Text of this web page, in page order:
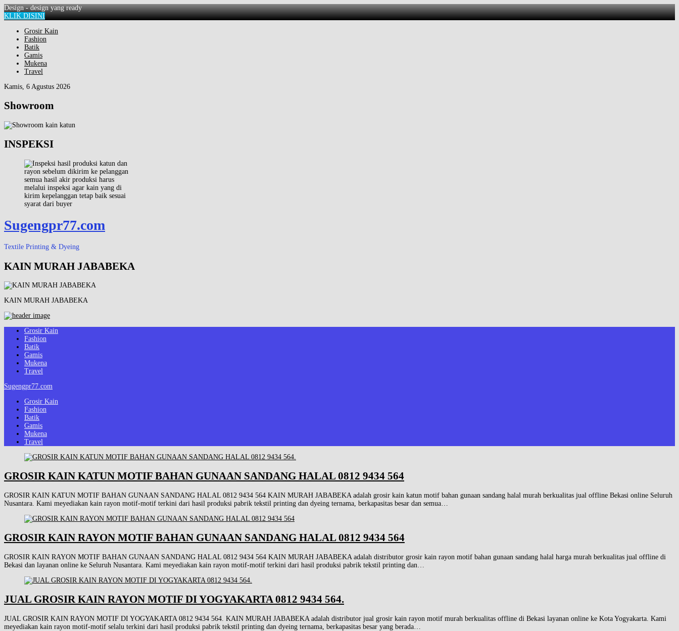
Design - design yang ready
KLIK DISINI
Grosir Kain
Fashion
Batik
Gamis
Mukena
Travel
Kamis, 6 Agustus 2026
Showroom
INSPEKSI
semua hasil akir produksi harus
melalui inspeksi agar kain yang di
kirim kepelanggan tetap baik sesuai
syarat dari buyer
Sugengpr77.com
Textile Printing & Dyeing
KAIN MURAH JABABEKA
KAIN MURAH JABABEKA
Grosir Kain
Fashion
Batik
Gamis
Mukena
Travel
Sugengpr77.com
Grosir Kain
Fashion
Batik
Gamis
Mukena
Travel
GROSIR KAIN KATUN MOTIF BAHAN GUNAAN SANDANG HALAL 0812 9434 564
GROSIR KAIN KATUN MOTIF BAHAN GUNAAN SANDANG HALAL 0812 9434 564 KAIN MURAH JABABEKA adalah grosir kain katun motif bahan gunaan sandang halal murah berkualitas jual offline Bekasi online Seluruh
Nusantara. Kami meyediakan kain rayon motif-motif terkini dari hasil produksi pabrik tekstil printing dan dyeing ternama, berkapasitas besar dan semua…
GROSIR KAIN RAYON MOTIF BAHAN GUNAAN SANDANG HALAL 0812 9434 564
GROSIR KAIN RAYON MOTIF BAHAN GUNAAN SANDANG HALAL 0812 9434 564 KAIN MURAH JABABEKA adalah distributor grosir kain rayon motif bahan gunaan sandang halal harga murah berkualitas jual offline di
Bekasi dan layanan online ke Seluruh Nusantara. Kami meyediakan kain rayon motif-motif terkini dari hasil produksi pabrik tekstil printing dan…
JUAL GROSIR KAIN RAYON MOTIF DI YOGYAKARTA 0812 9434 564.
JUAL GROSIR KAIN RAYON MOTIF DI YOGYAKARTA 0812 9434 564. KAIN MURAH JABABEKA adalah distributor jual grosir kain rayon motif murah berkualitas offline di Bekasi layanan online ke Kota Yogyakarta. Kami
meyediakan kain rayon motif-motif selalu terkini dari hasil produksi pabrik tekstil printing dan dyeing ternama, berkapasitas besar yang berada…